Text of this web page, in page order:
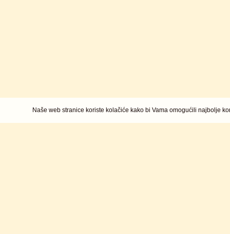
Naše web stranice koriste kolačiće kako bi Vama omogućili najbolje